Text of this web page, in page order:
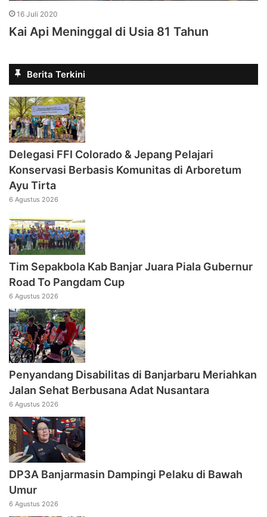
16 Juli 2020
Kai Api Meninggal di Usia 81 Tahun
Berita Terkini
Delegasi FFI Colorado & Jepang Pelajari
Konservasi Berbasis Komunitas di Arboretum
Ayu Tirta
6 Agustus 2026
Tim Sepakbola Kab Banjar Juara Piala Gubernur
Road To Pangdam Cup
6 Agustus 2026
Penyandang Disabilitas di Banjarbaru Meriahkan
Jalan Sehat Berbusana Adat Nusantara
6 Agustus 2026
DP3A Banjarmasin Dampingi Pelaku di Bawah
Umur
6 Agustus 2026